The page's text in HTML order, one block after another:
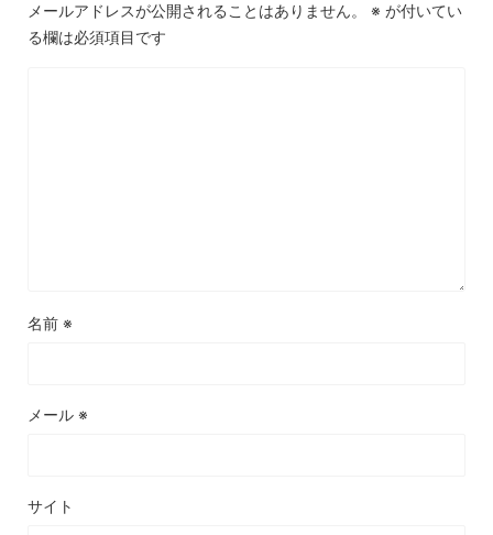
メールアドレスが公開されることはありません。 ※ が付いてい
る欄は必須項目です
名前 ※
メール ※
サイト